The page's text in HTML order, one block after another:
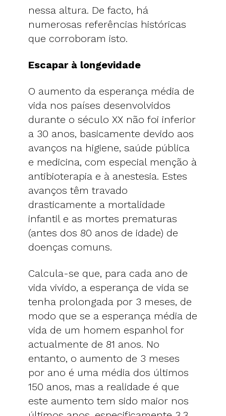
nessa altura. De facto, há
numerosas referências históricas
que corroboram isto.
Escapar à longevidade
O aumento da esperança média de
vida nos países desenvolvidos
durante o século XX não foi inferior
a 30 anos, basicamente devido aos
avanços na higiene, saúde pública
e medicina, com especial menção à
antibioterapia e à anestesia. Estes
avanços têm travado
drasticamente a mortalidade
infantil e as mortes prematuras
(antes dos 80 anos de idade) de
doenças comuns.
Calcula-se que, para cada ano de
vida vivido, a esperança de vida se
tenha prolongada por 3 meses, de
modo que se a esperança média de
vida de um homem espanhol for
actualmente de 81 anos. No
entanto, o aumento de 3 meses
por ano é uma média dos últimos
150 anos, mas a realidade é que
este aumento tem sido maior nos